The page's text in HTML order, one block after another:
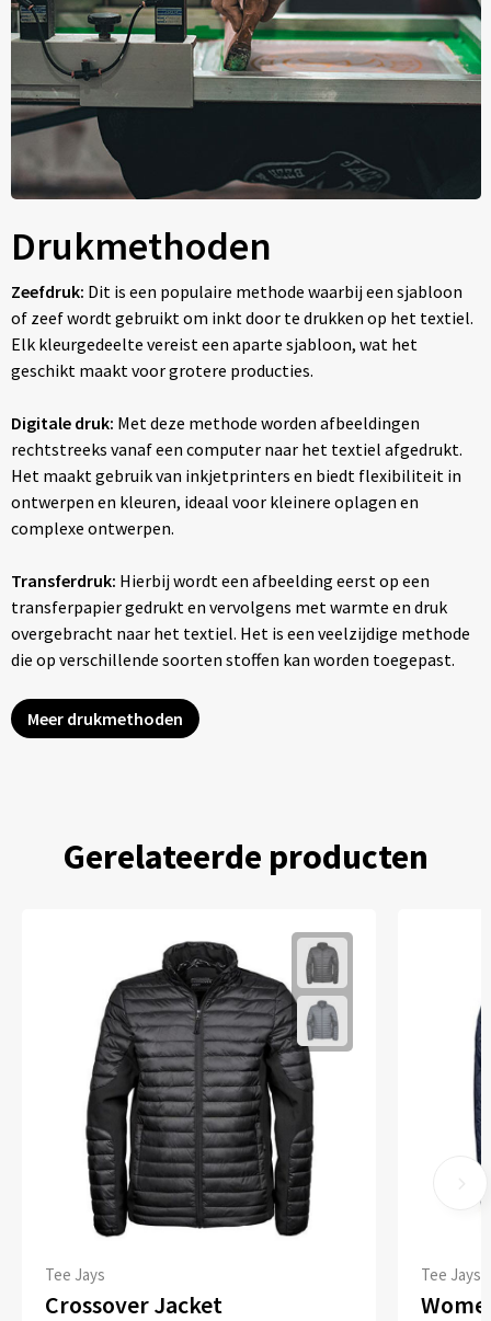
Drukmethoden
Zeefdruk: Dit is een populaire methode waarbij een sjabloon
of zeef wordt gebruikt om inkt door te drukken op het textiel.
Elk kleurgedeelte vereist een aparte sjabloon, wat het
geschikt maakt voor grotere producties.
Digitale druk: Met deze methode worden afbeeldingen
rechtstreeks vanaf een computer naar het textiel afgedrukt.
Het maakt gebruik van inkjetprinters en biedt flexibiliteit in
ontwerpen en kleuren, ideaal voor kleinere oplagen en
complexe ontwerpen.
Transferdruk: Hierbij wordt een afbeelding eerst op een
transferpapier gedrukt en vervolgens met warmte en druk
overgebracht naar het textiel. Het is een veelzijdige methode
die op verschillende soorten stoffen kan worden toegepast.
Meer drukmethoden
Gerelateerde producten
Tee Jays
Crossover Jacket
Tee Jays